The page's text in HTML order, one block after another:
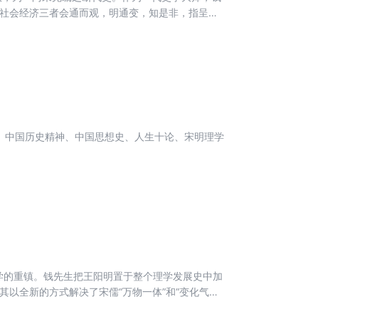
会经济三者会通而观，明通变，知是非，指呈中
国历史精神、中国思想史、人生十论、宋明理学
重镇。钱先生把王阳明置于整个理学发展史中加
全新的方式解决了宋儒“万物一体”和“变化气质”